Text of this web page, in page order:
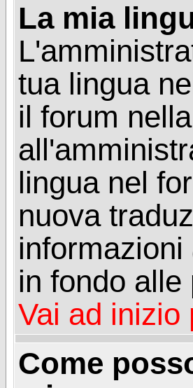
La mia
tua lingua
il forum
lingua nel
nuova
in fondo alle
Vai ad inizio
Come